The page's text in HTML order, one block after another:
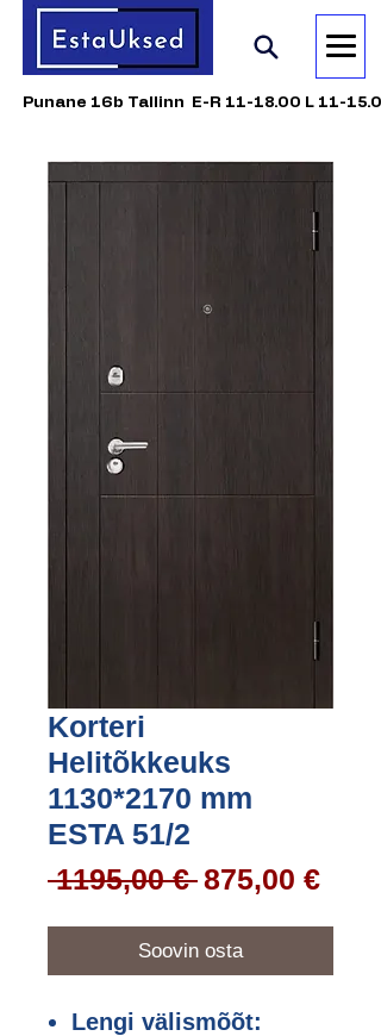
Punane 16b Tallinn E-R 11-18.00 L 11-
Korteri
Helitõkkeuks
1130*2170 mm
ESTA 51/2
1195,00 € Regular
875,00 €Sale
Soovin osta
Lengi välismõõt: